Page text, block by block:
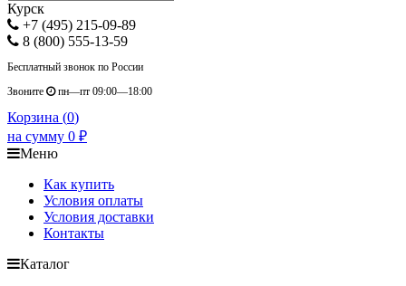
Курск
+7 (495) 215-09-89
8 (800) 555-13-59
Бесплатный звонок по России
Звоните
пн—пт 09:00—18:00
Корзина (0)
на сумму 0 ₽
Меню
Как купить
Условия оплаты
Условия доставки
Контакты
Каталог